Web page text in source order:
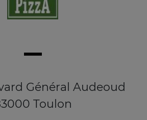
Général Audeoud
Toulon